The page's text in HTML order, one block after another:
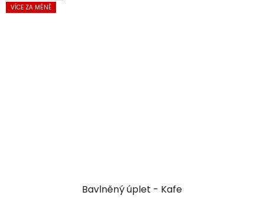
VÍCE ZA MÉNĚ
Bavlněný úplet - Kafe